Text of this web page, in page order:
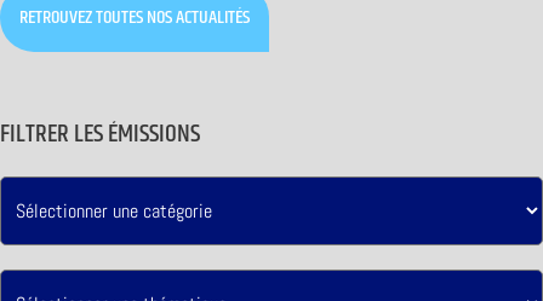
RETROUVEZ TOUTES NOS ACTUALITÉS
FILTRER LES ÉMISSIONS